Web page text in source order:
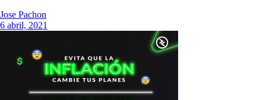
Jose Pachon
6 abril, 2021